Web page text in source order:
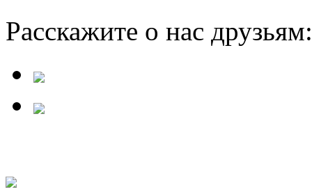
Расскажите о нас друзьям: